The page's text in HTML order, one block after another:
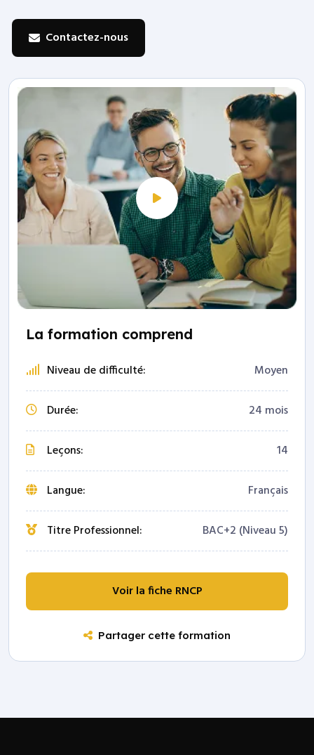
Contactez-nous
La formation comprend
Niveau de difficulté: Moyen
Durée: 24 mois
Leçons: 14
Langue: Français
Titre Professionnel: BAC+2 (Niveau 5)
Voir la fiche RNCP
Partager cette formation